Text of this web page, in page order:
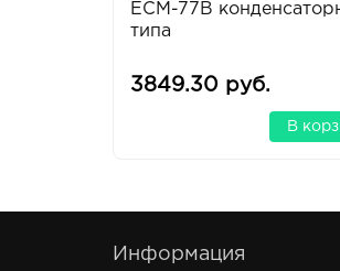
ECM-77B
типа
3849.30 руб.
В
Информация